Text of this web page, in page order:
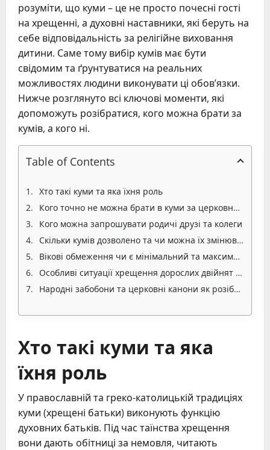
розуміти, що куми – це не просто почесні гості
на хрещенні, а духовні наставники, які беруть на
себе відповідальність за релігійне виховання
дитини. Саме тому вибір кумів має бути
свідомим та ґрунтуватися на реальних
можливостях людини виконувати ці обов’язки.
Нижче розглянуто всі ключові моменти, які
допоможуть розібратися, кого можна брати за
кумів, а кого ні.
Table of Contents
Хто такі куми та яка їхня роль
Кого точно не можна брати в куми за церковними правилами
Кого можна запрошувати родичі друзі та колеги
Скільки кумів дозволено та чи можна їх змінювати
Вікові обмеження чи є мінімальний та максимальний вік
Особливі ситуації хрещення дорослих двійнят та повторне хрещення
Народні забобони та церковні канони як розібратися
Хто такі куми та яка
їхня роль
У православній та греко-католицькій традиціях
куми (хрещені батьки) виконують функцію
духовних батьків. Під час таїнства хрещення
вони дають обітниці за немовля, читають